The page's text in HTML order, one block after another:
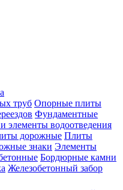
труб Опорные плиты
Фундаментные
элементы водоотведения
дорожные Плиты
знаки Элементы
Бордюрные камни
Железобетонный забор